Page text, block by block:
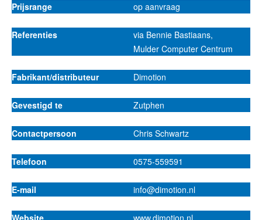
Prijsrange op aanvraag
Referenties
via Bennie Bastiaans,
Mulder Computer Centrum
Fabrikant/distributeur Dimotion
Gevestigd te Zutphen
Contactpersoon Chris Schwartz
Telefoon 0575-559591
E-mail info@dimotion.nl
Website
www.dimotion.nl